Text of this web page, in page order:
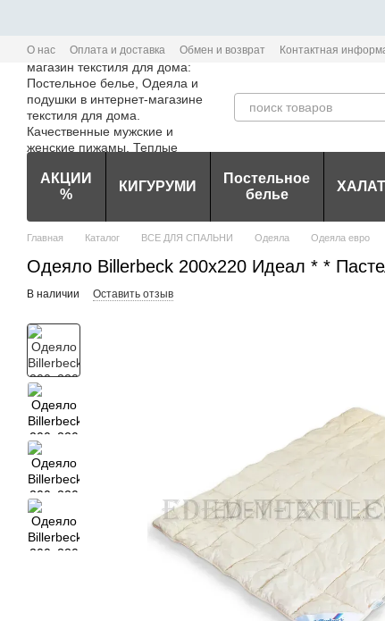
О нас Оплата и доставка Обмен и возврат Контактная
Политика конфиденциальности мобильного приложения Edem-
АКЦИИ
%
КИГУРУМИ
Постельное
белье
Главная Каталог ВСЕ ДЛЯ СПАЛЬНИ Одеяла Одеяла евро
Одеяло Billerbeck 200х220 Идеал * *
В наличии Оставить отзыв